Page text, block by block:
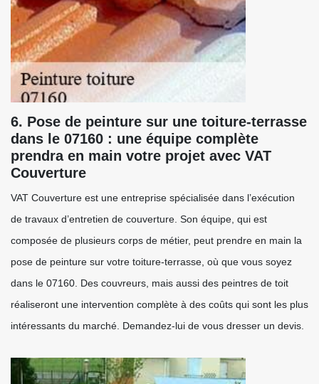
6. Pose de peinture sur une toiture-terrasse
dans le 07160 : une équipe complète
prendra en main votre projet avec VAT
Couverture
VAT Couverture est une entreprise spécialisée dans l’exécution
de travaux d’entretien de couverture. Son équipe, qui est
composée de plusieurs corps de métier, peut prendre en main la
pose de peinture sur votre toiture-terrasse, où que vous soyez
dans le 07160. Des couvreurs, mais aussi des peintres de toit
réaliseront une intervention complète à des coûts qui sont les plus
intéressants du marché. Demandez-lui de vous dresser un devis.